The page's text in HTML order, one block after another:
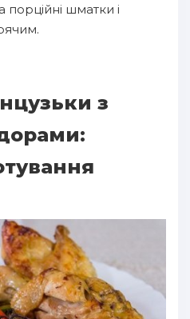
порційні шматки і
з